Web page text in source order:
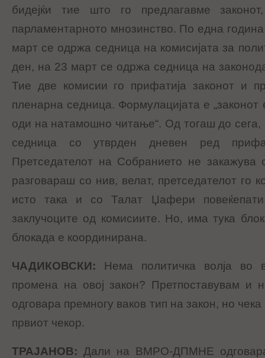
бидејќи тие што го предлагавме
парламентарното мнозинство. По една
март се одржа седница на комисијата за
ден, на 23 март се одржа седница на
Тие две комисии го прифатија законот и
пленарна седница. Формулацијата е
оди на натамошно читање“. Од тогаш до
седница со утврден дневен ред
Претседателот на Собранието не
разговараш со нив, велат, претседателот го
исто така и со Талат Џафери
заклучоците од комисиите. Но, има тука
блокада е координирана.
ЧАДИКОВСКИ: Нема политичка волја во
промена на овој закон? Претпоставувам
одговара премногу ваков тип на закон, но
првиот чекор.
ТРАЈАНОВ: Дали на ВМРО-ДПМНЕ